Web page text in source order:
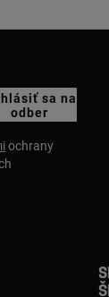
sa na
odber
ochrany